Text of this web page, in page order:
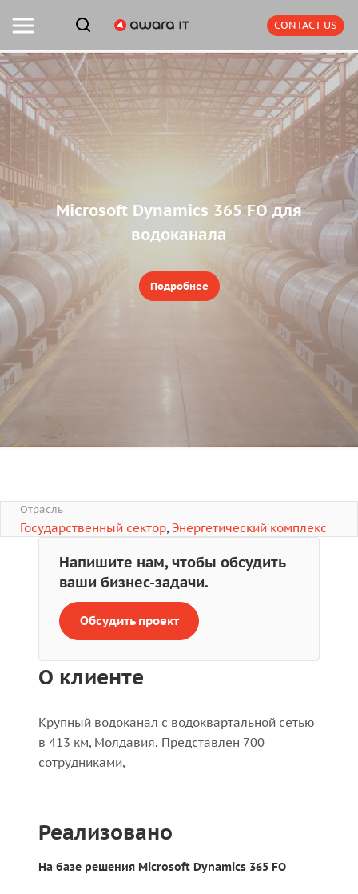
CONTACT US
Microsoft Dynamics 365 FO для
водоканала
Подробнее
Отрасль
Государственный сектор, Энергетический комплекс
Напишите нам, чтобы обсудить
ваши бизнес-задачи.
Обсудить проект
О клиенте
Крупный водоканал с водоквартальной сетью
в 413 км, Молдавия. Представлен 700
сотрудниками,
Реализовано
На базе решения Microsoft Dynamics 365 FO